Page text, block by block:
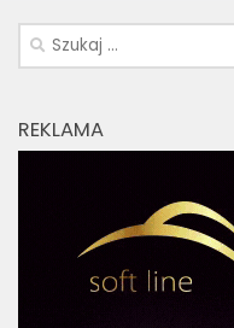
Szukaj:
REKLAMA